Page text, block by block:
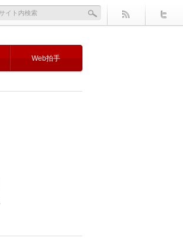
Web拍手